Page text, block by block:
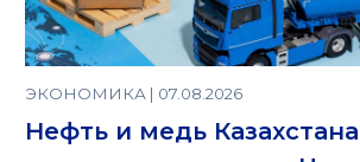
ЭКОНОМИКА | 07.08.2026
Нефть и медь